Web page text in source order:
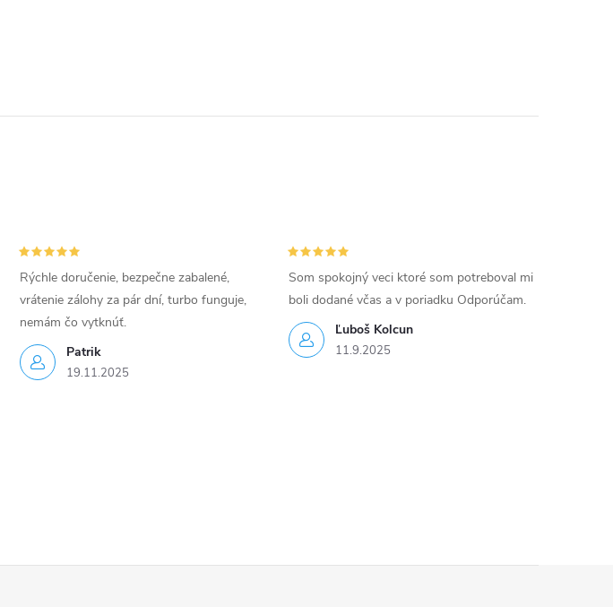
Patrik
19.11.2025
Rýchle doručenie, bezpečne zabalené,
vrátenie zálohy za pár dní, turbo funguje,
nemám čo vytknúť.
Ľuboš Kolcun
11.9.2025
Som spokojný veci ktoré som potreboval mi
boli dodané včas a v poriadku Odporúčam.